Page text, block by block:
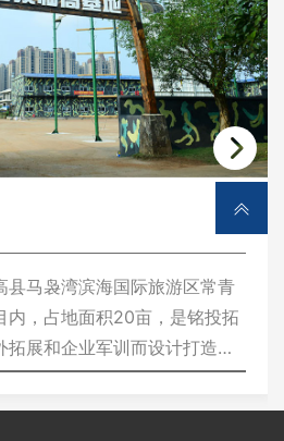
县马袅湾滨海国际旅游区常青
内，占地面积20亩，是铭投拓
拓展和企业军训而设计打造的
